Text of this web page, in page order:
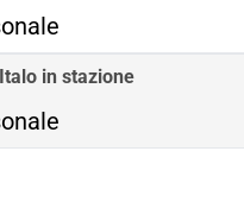
in stazione